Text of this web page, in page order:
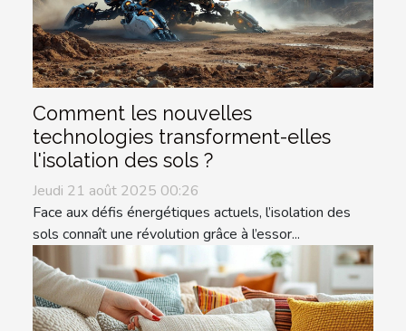
Comment les nouvelles
technologies transforment-elles
l'isolation des sols ?
Jeudi 21 août 2025 00:26
Face aux défis énergétiques actuels, l’isolation des
sols connaît une révolution grâce à l’essor...